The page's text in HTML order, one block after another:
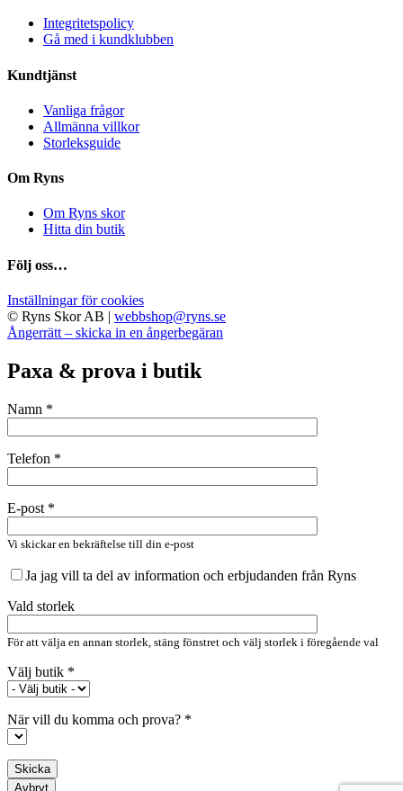
Integritetspolicy
Gå med i kundklubben
Kundtjänst
Vanliga frågor
Allmänna villkor
Storleksguide
Om Ryns
Om Ryns skor
Hitta din butik
Följ oss…
Inställningar för cookies
© Ryns Skor AB | webbshop@ryns.se
Ångerrätt – skicka in en ångerbegäran
Paxa & prova i butik
Namn *
Telefon *
E-post *
Vi skickar en bekräftelse till din e-post
Ja jag vill ta del av information och erbjudanden från Ryns
Vald storlek
För att välja en annan storlek, stäng fönstret och välj storlek i föregående val
Välj butik *
När vill du komma och prova? *
Avbryt